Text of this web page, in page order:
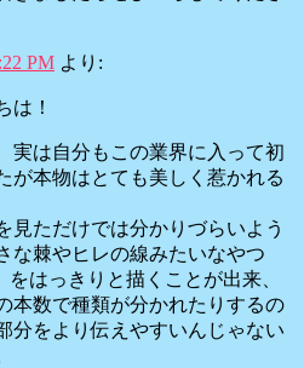
PM より:
は！
実は自分もこの業界に入って初
が本物はとても美しく惹かれる
見ただけでは分かりづらいよう
な棘やヒレの線みたいなやつ
をはっきりと描くことが出来、
本数で種類が分かれたりするの
分をより伝えやすいんじゃない